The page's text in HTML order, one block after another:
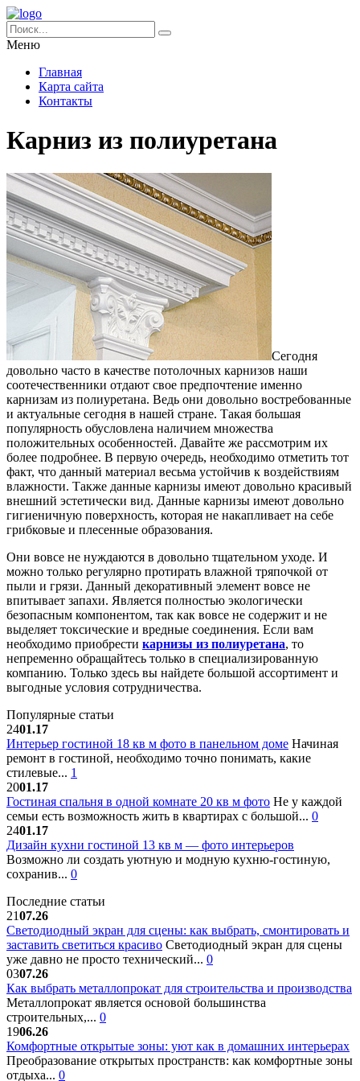
Меню
Главная
Карта сайта
Контакты
Карниз из полиуретана
Сегодня
довольно часто в качестве потолочных карнизов наши
соотечественники отдают свое предпочтение именно
карнизам из полиуретана. Ведь они довольно востребованные
и актуальные сегодня в нашей стране. Такая большая
популярность обусловлена наличием множества
положительных особенностей. Давайте же рассмотрим их
более подробнее. В первую очередь, необходимо отметить тот
факт, что данный материал весьма устойчив к воздействиям
влажности. Также данные карнизы имеют довольно красивый
внешний эстетически вид. Данные карнизы имеют довольно
гигиеничную поверхность, которая не накапливает на себе
грибковые и плесенные образования.
Они вовсе не нуждаются в довольно тщательном уходе. И
можно только регулярно протирать влажной тряпочкой от
пыли и грязи. Данный декоративный элемент вовсе не
впитывает запахи. Является полностью экологически
безопасным компонентом, так как вовсе не содержит и не
выделяет токсические и вредные соединения. Если вам
необходимо приобрести карнизы из полиуретана, то
непременно обращайтесь только в специализированную
компанию. Только здесь вы найдете большой ассортимент и
выгодные условия сотрудничества.
Популярные статьи
2401.17
Интерьер гостиной 18 кв м фото в панельном доме Начиная
ремонт в гостиной, необходимо точно понимать, какие
стилевые... 1
2001.17
Гостиная спальня в одной комнате 20 кв м фото Не у каждой
семьи есть возможность жить в квартирах с большой... 0
2401.17
Дизайн кухни гостиной 13 кв м — фото интерьеров
Возможно ли создать уютную и модную кухню-гостиную,
сохранив... 0
Последние статьи
2107.26
Светодиодный экран для сцены: как выбрать, смонтировать и
заставить светиться красиво Светодиодный экран для сцены
уже давно не просто технический... 0
0307.26
Как выбрать металлопрокат для строительства и производства
Металлопрокат является основой большинства
строительных,... 0
1906.26
Комфортные открытые зоны: уют как в домашних интерьерах
Преобразование открытых пространств: как комфортные зоны
отдыха... 0